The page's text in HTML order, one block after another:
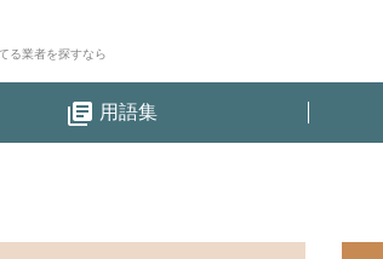
る業者を探すなら
library_books 用語集